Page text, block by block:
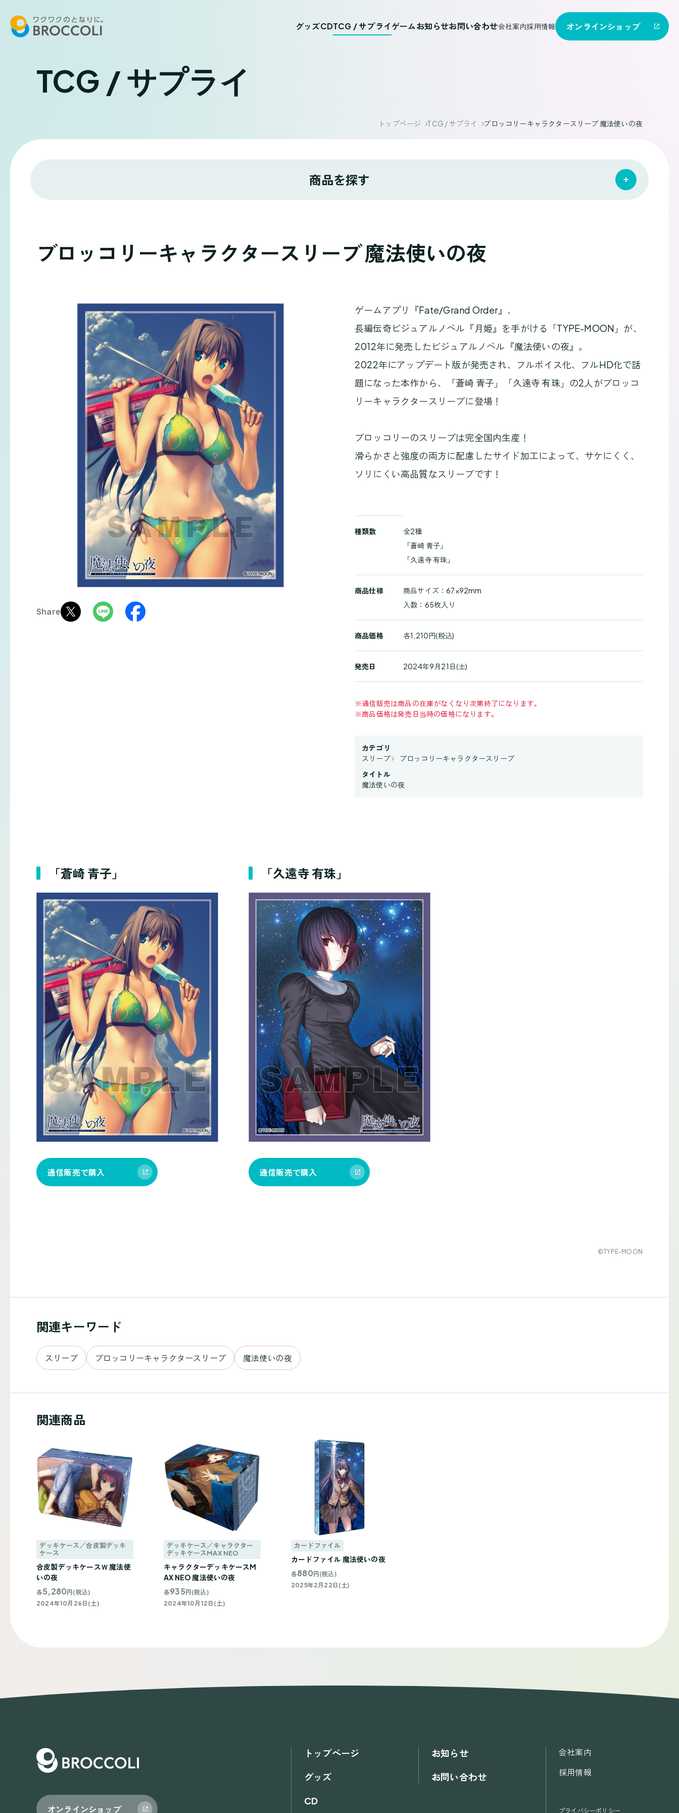
グッズCDTCG / サプライゲームお知らせお問い合わせ会社案内採用情報 オンラインショップ
TCG / サプライ
トップページ TCG / サプライ ブロッコリーキャラクタースリーブ 魔法使いの夜
商品を探す
ブロッコリーキャラクタースリーブ 魔法使いの夜
Share
ゲームアプリ『Fate/Grand Order』、
長編伝奇ビジュアルノベル『月姫』を手がける「TYPE-MOON」が、
2012年に発売したビジュアルノベル『魔法使いの夜』。
2022年にアップデート版が発売され、フルボイス化、フルHD化で話
題になった本作から、「蒼崎 青子」「久遠寺 有珠」の2人がブロッコ
リーキャラクタースリーブに登場！
ブロッコリーのスリーブは完全国内生産！
滑らかさと強度の両方に配慮したサイド加工によって、サケにくく、
ソリにくい高品質なスリーブです！
細
種類数
全2種
「蒼崎 青子」
「久遠寺 有珠」
商品仕様
商品サイズ：67×92mm
入数：65枚入り
商品価格 各1,210円(税込)
発売日 2024年9月21日(土)
※通信販売は商品の在庫がなくなり次第終了になります。
※商品価格は発売日当時の価格になります。
カテゴリ
スリーブ
ブロッコリーキャラクタースリーブ
タイトル
魔法使いの夜
「蒼崎 青子」
通信販売で購入
「久遠寺 有珠」
通信販売で購入
©TYPE-MOON
関連キーワード
スリーブ ブロッコリーキャラクタースリーブ 魔法使いの夜
関連商品
デッキケース／合皮製デッキ
ケース
合皮製デッキケースＷ 魔法使
いの夜
各5,280 円(税込)
2024年10月26日(土)
デッキケース／キャラクター
デッキケースMAX NEO
キャラクターデッキケースM
AX NEO 魔法使いの夜
各935 円(税込)
2024年10月12日(土)
カードファイル
カードファイル 魔法使いの夜
各880 円(税込)
2025年2月22日(土)
オンラインショップ
トップページ
グッズ
CD
お知らせ
お問い合わせ
会社案内
採用情報
プライバシーポリシー